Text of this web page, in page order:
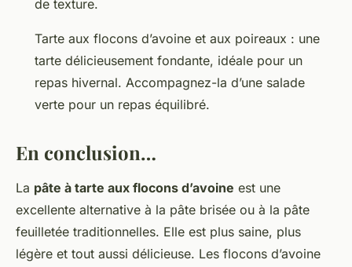
de texture.
Tarte aux flocons d’avoine et aux poireaux : une
tarte délicieusement fondante, idéale pour un
repas hivernal. Accompagnez-la d’une salade
verte pour un repas équilibré.
En conclusion…
La pâte à tarte aux flocons d’avoine est une
excellente alternative à la pâte brisée ou à la pâte
feuilletée traditionnelles. Elle est plus saine, plus
légère et tout aussi délicieuse. Les flocons d’avoine